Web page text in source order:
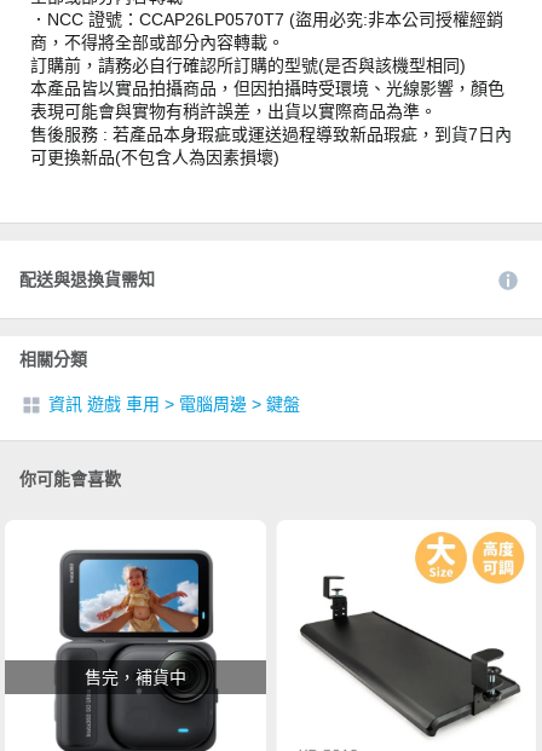
．NCC 證號：CCAP26LP0570T7 (盜用必究:非本公司授權經銷
商，不得將全部或部分內容轉載。
訂購前，請務必自行確認所訂購的型號(是否與該機型相同)
本產品皆以實品拍攝商品，但因拍攝時受環境、光線影響，顏色
表現可能會與實物有稍許誤差，出貨以實際商品為準。
售後服務 : 若產品本身瑕疵或運送過程導致新品瑕疵，到貨7日內
可更換新品(不包含人為因素損壞)
配送與退換貨需知
相關分類
資訊 遊戲 車用 > 電腦周邊 > 鍵盤
你可能會喜歡
售完，補貨中